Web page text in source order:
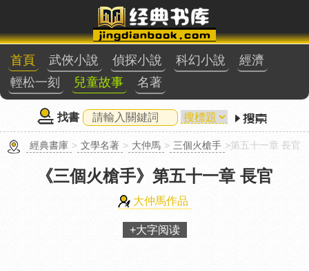
首頁 武俠小說 偵探小說 科幻小說
經濟
輕松一刻
兒童故事 名著
找書
經典書庫 > 文學名著 > 大仲馬 > 三個火槍手 >第五十一章 長官
《三個火槍手》 第五十一章 長官
大仲馬作品
+大字阅读